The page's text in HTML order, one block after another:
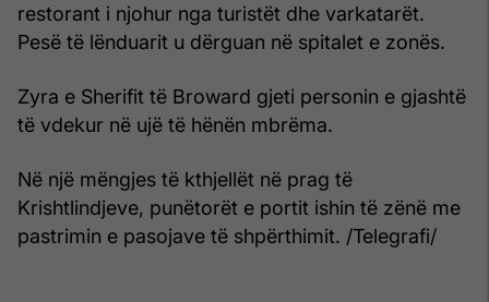
restorant i njohur nga turistët dhe varkatarët.
Pesë të lënduarit u dërguan në spitalet e zonës.
Zyra e Sherifit të Broward gjeti personin e gjashtë
të vdekur në ujë të hënën mbrëma.
Në një mëngjes të kthjellët në prag të
Krishtlindjeve, punëtorët e portit ishin të zënë me
pastrimin e pasojave të shpërthimit. /Telegrafi/